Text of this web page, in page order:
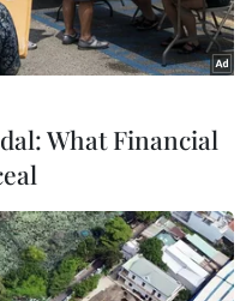
What Financial